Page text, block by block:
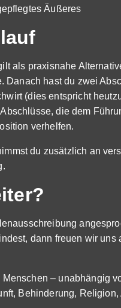
Äußeres
als praxisnahe
Danach hast du zwei
(dies entspricht
die dem
verhelfen.
du zusätzlich an
dann freuen wir uns
– unabhängig
Behinderung,